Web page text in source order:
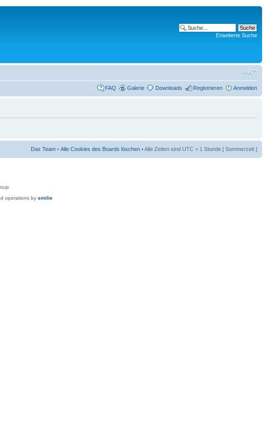
Erweiterte Suche
FAQ Galerie Downloads Registrieren Anmelden
Das Team • Alle Cookies des Boards löschen • Alle Zeiten sind UTC + 1 Stunde [ Sommerzeit ]
operations by smilie